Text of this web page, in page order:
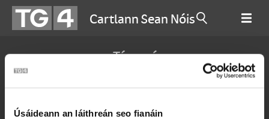
Úsáideann an láithreán seo fianáin
Cartlann Sean Nóis
Téamaí
Grá Reiligiún Bás